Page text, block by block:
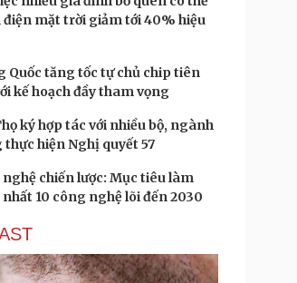
điện mặt trời giảm tới 40% hiệu
Quốc tăng tốc tự chủ chip tiên
kế hoạch đầy tham vọng
ký hợp tác với nhiều bộ, ngành
hiện Nghị quyết 57
nghệ chiến lược: Mục tiêu làm
nhất 10 công nghệ lõi đến 2030